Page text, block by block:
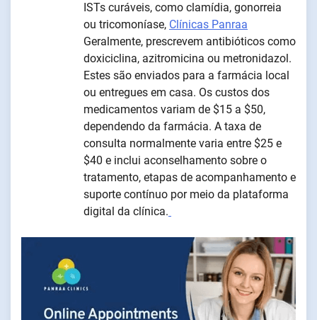
ISTs curáveis, como clamídia, gonorreia
ou tricomoníase, Clínicas Panraa
Geralmente, prescrevem antibióticos como
doxiciclina, azitromicina ou metronidazol.
Estes são enviados para a farmácia local
ou entregues em casa. Os custos dos
medicamentos variam de $15 a $50,
dependendo da farmácia. A taxa de
consulta normalmente varia entre $25 e
$40 e inclui aconselhamento sobre o
tratamento, etapas de acompanhamento e
suporte contínuo por meio da plataforma
digital da clínica.